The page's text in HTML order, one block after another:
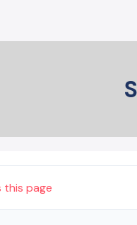
this page